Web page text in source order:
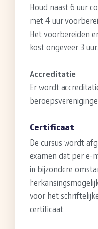
Houd naast 6 uur
met 4 uur
Het voorbereiden
kost ongeveer 3 uur.
Accreditatie
Er wordt
Certificaat
De cursus wordt
examen dat per e-
in bijzondere
voor het
certificaat.